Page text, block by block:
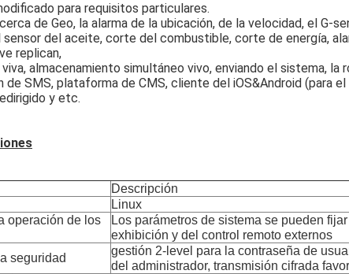
para requisitos particulares.
de Geo, la alarma de la ubicación, de la velocidad, el G-
sensor del aceite, corte del combustible, corte de energía,
replican,
almacenamiento simultáneo vivo, enviando el sistema,
de SMS, plataforma de CMS, cliente del iOS&Android (para
y etc.
Descripción
Linux
operación de los
Los parámetros de sistema se pueden
exhibición y del control remoto externos
seguridad
gestión 2-level para la contraseña de
del administrador, transmisión cifrada